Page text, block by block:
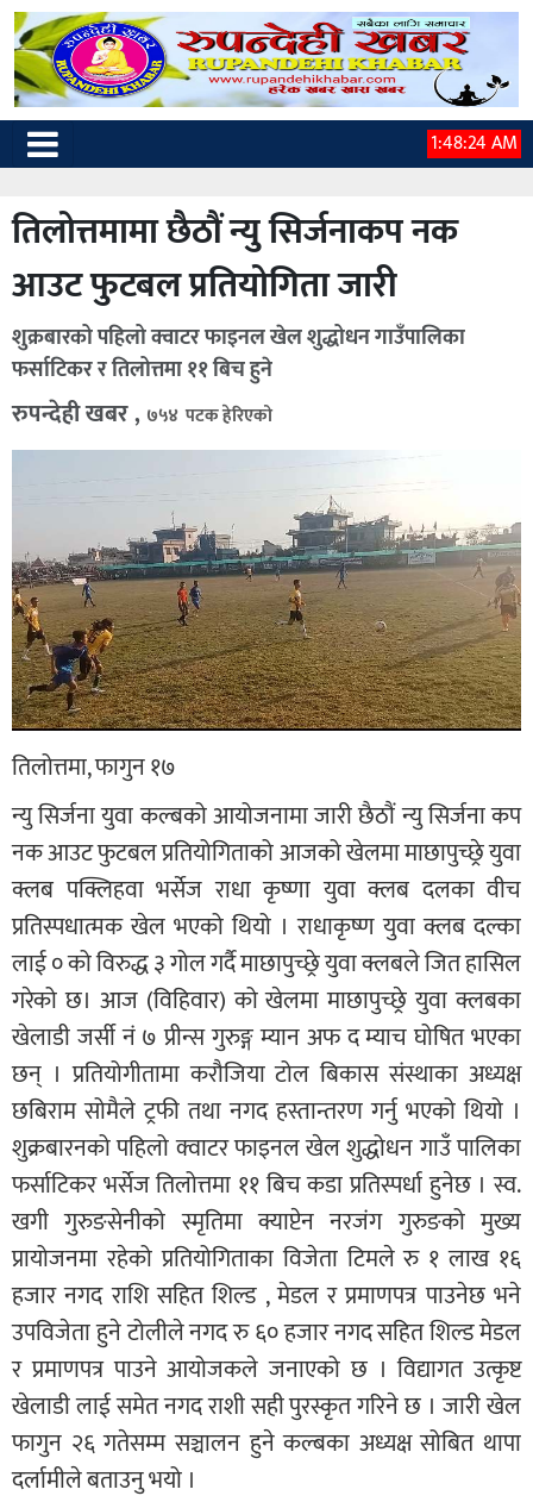
1:48:25 AM
तिलोत्तमामा छैठौं न्यु सिर्जनाकप नक
आउट फुटबल प्रतियोगिता जारी
शुक्रबारको पहिलो क्वाटर फाइनल खेल शुद्धोधन गाउँपालिका
फर्साटिकर र तिलोत्तमा ११ बिच हुने
रुपन्देही खबर , ७५४ पटक हेरिएको
तिलोत्तमा, फागुन १७
न्यु सिर्जना युवा कल्बको आयोजनामा जारी छैठौं न्यु सिर्जना कप
नक आउट फुटबल प्रतियोगिताको आजको खेलमा माछापुच्छ्रे युवा
क्लब पक्लिहवा भर्सेज राधा कृष्णा युवा क्लब दलका वीच
प्रतिस्पधात्मक खेल भएको थियो । राधाकृष्ण युवा क्लब दल्का
लाई ० को विरुद्ध ३ गोल गर्दै माछापुच्छ्रे युवा क्लबले जित हासिल
गरेको छ। आज (विहिवार) को खेलमा माछापुच्छ्रे युवा क्लबका
खेलाडी जर्सी नं ७ प्रीन्स गुरुङ्ग म्यान अफ द म्याच घोषित भएका
छन् । प्रतियोगीतामा करौजिया टोल बिकास संस्थाका अध्यक्ष
छबिराम सोमैले ट्रफी तथा नगद हस्तान्तरण गर्नु भएको थियो ।
शुक्रबारनको पहिलो क्वाटर फाइनल खेल शुद्धोधन गाउँ पालिका
फर्साटिकर भर्सेज तिलोत्तमा ११ बिच कडा प्रतिस्पर्धा हुनेछ । स्व.
खगी गुरुङसेनीको स्मृतिमा क्याप्टेन नरजंग गुरुङको मुख्य
प्रायोजनमा रहेको प्रतियोगिताका विजेता टिमले रु १ लाख १६
हजार नगद राशि सहित शिल्ड , मेडल र प्रमाणपत्र पाउनेछ भने
उपविजेता हुने टोलीले नगद रु ६० हजार नगद सहित शिल्ड मेडल
र प्रमाणपत्र पाउने आयोजकले जनाएको छ । विद्यागत उत्कृष्ट
खेलाडी लाई समेत नगद राशी सही पुरस्कृत गरिने छ । जारी खेल
फागुन २६ गतेसम्म सञ्चालन हुने कल्बका अध्यक्ष सोबित थापा
दर्लामीले बताउनु भयो ।